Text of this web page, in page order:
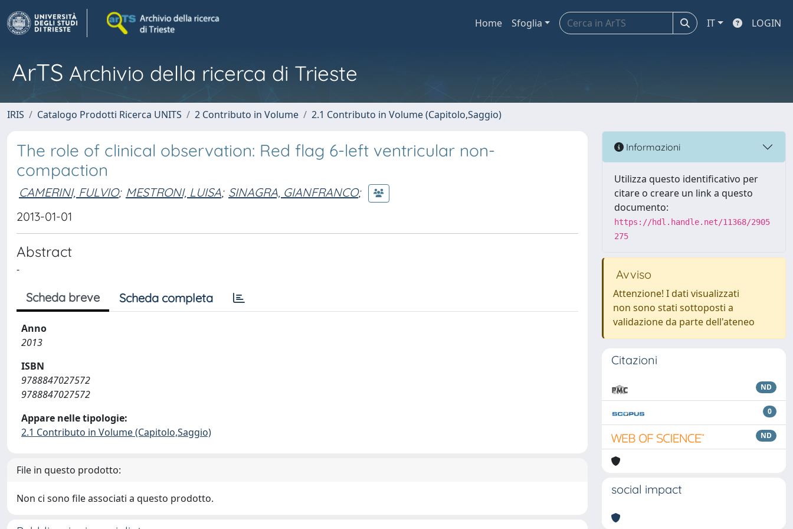
Home Sfoglia IT LOGIN
ArTS Archivio della ricerca di Trieste
IRIS Catalogo Prodotti Ricerca UNITS 2 Contributo in Volume 2.1 Contributo in Volume (Capitolo,Saggio)
The role of clinical observation: Red flag 6-left ventricular non-
compaction
CAMERINI, FULVIO; MESTRONI, LUISA; SINAGRA, GIANFRANCO;
2013-01-01
Abstract
-
Scheda breve Scheda completa
Anno
2013
ISBN
9788847027572
9788847027572
Appare nelle tipologie:
2.1 Contributo in Volume (Capitolo,Saggio)
File in questo prodotto:
Non ci sono file associati a questo prodotto.
Informazioni
Utilizza questo identificativo per
citare o creare un link a questo
documento:
https://hdl.handle.net/11368/2905
275
Avviso
Attenzione! I dati visualizzati
non sono stati sottoposti a
validazione da parte dell'ateneo
Citazioni
ND
0
ND
social impact